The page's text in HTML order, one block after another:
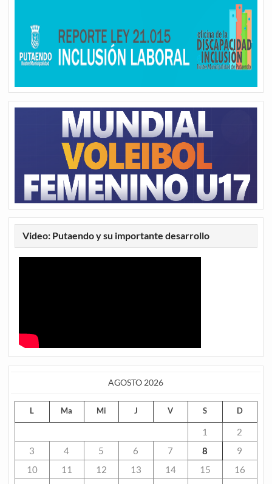
Video: Putaendo y su importante desarrollo
AGOSTO 2026
L Ma Mi J V S D
1
2
3
4 5 6 7 8
9
10
11 12 13 14 15
16